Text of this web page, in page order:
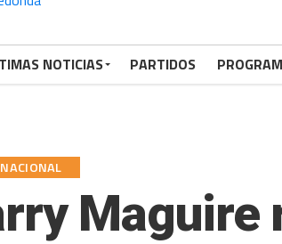
NOTICIAS PARTIDOS
Maguire